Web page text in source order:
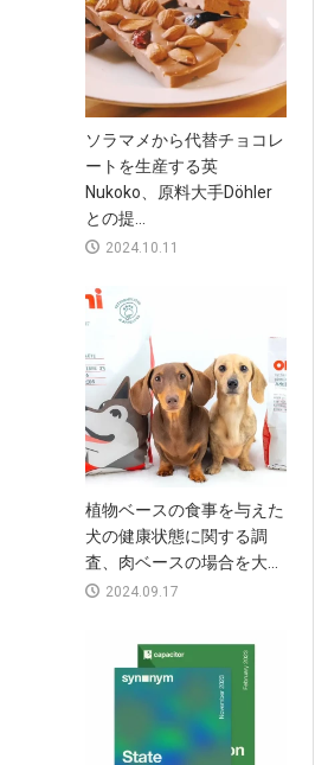
ソラマメから代替チョコレ
ートを生産する英
Nukoko、原料大手Döhler
との提...
2024.10.11
植物ベースの食事を与えた
犬の健康状態に関する調
査、肉ベースの場合を大...
2024.09.17